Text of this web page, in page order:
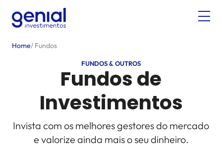
Home/ Fundos
FUNDOS & OUTROS
Fundos de
Investimentos
Invista com os melhores gestores do mercado
e valorize ainda mais o seu dinheiro.